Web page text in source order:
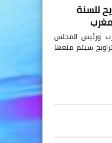
للسنة
ورئيس المجلس
سيتم منعها